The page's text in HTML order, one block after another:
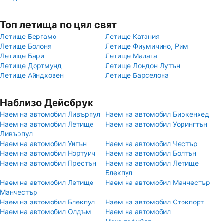
Топ летища по цял свят
Летище Бергамо
Летище Катания
Летище Болоня
Летище Фиумичино, Рим
Летище Бари
Летище Малага
Летище Дортмунд
Летище Лондон Лутън
Летище Айндховен
Летище Барселона
Наблизо Дейсбрук
Наем на автомобил Ливърпул
Наем на автомобил Биркенхед
Наем на автомобил Летище
Ливърпул
Наем на автомобил Уорингтън
Наем на автомобил Уигън
Наем на автомобил Честър
Наем на автомобил Нортуич
Наем на автомобил Болтън
Наем на автомобил Престън
Наем на автомобил Летище
Блекпул
Наем на автомобил Летище
Манчестър
Наем на автомобил Манчестър
Наем на автомобил Блекпул
Наем на автомобил Стокпорт
Наем на автомобил Олдъм
Наем на автомобил